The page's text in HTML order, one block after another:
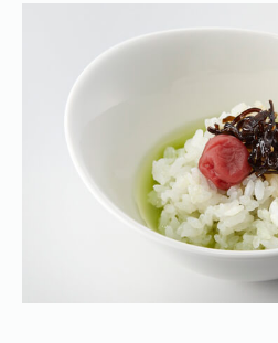
お〜いお茶
健康ミネラルむぎ茶
TULLY'S COFFEE
1日分の野菜
ブランドから探す
お茶を知る・楽しむ
お茶を楽しむ
お茶のいれ方
動画ギャラリー
体験・イベント
体験・イベント
見学・体験
店舗・通販
お客様相談室